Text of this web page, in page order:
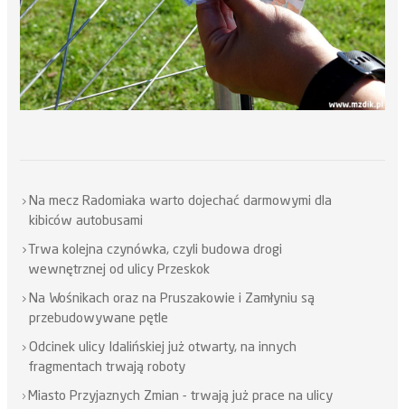
Na mecz Radomiaka warto dojechać darmowymi dla
kibiców autobusami
Trwa kolejna czynówka, czyli budowa drogi
wewnętrznej od ulicy Przeskok
Na Wośnikach oraz na Pruszakowie i Zamłyniu są
przebudowywane pętle
Odcinek ulicy Idalińskiej już otwarty, na innych
fragmentach trwają roboty
Miasto Przyjaznych Zmian - trwają już prace na ulicy